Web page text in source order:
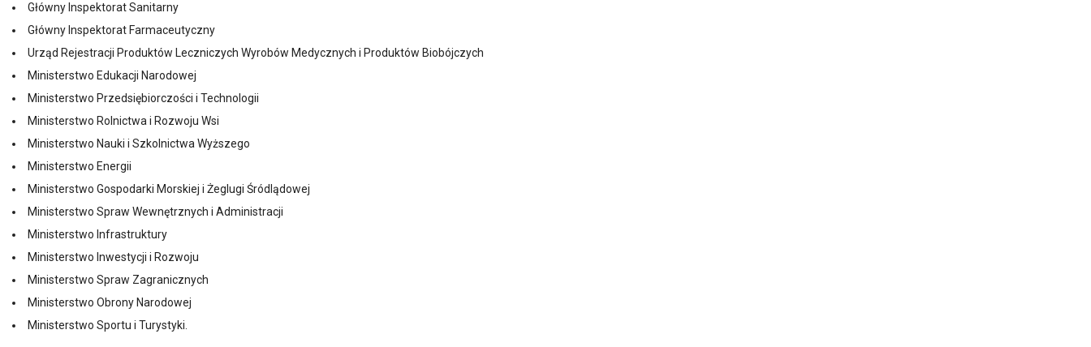
Główny Inspektorat Sanitarny
Główny Inspektorat Farmaceutyczny
Urząd Rejestracji Produktów Leczniczych Wyrobów Medycznych i Produktów Biobójczych
Ministerstwo Edukacji Narodowej
Ministerstwo Przedsiębiorczości i Technologii
Ministerstwo Rolnictwa i Rozwoju Wsi
Ministerstwo Nauki i Szkolnictwa Wyższego
Ministerstwo Energii
Ministerstwo Gospodarki Morskiej i Żeglugi Śródlądowej
Ministerstwo Spraw Wewnętrznych i Administracji
Ministerstwo Infrastruktury
Ministerstwo Inwestycji i Rozwoju
Ministerstwo Spraw Zagranicznych
Ministerstwo Obrony Narodowej
Ministerstwo Sportu i Turystyki.